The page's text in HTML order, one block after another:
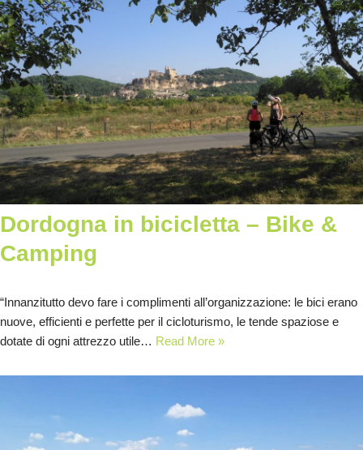
Dordogna in bicicletta – Bike &
Camping
“Innanzitutto devo fare i complimenti all’organizzazione: le bici erano
nuove, efficienti e perfette per il cicloturismo, le tende spaziose e
dotate di ogni attrezzo utile… Read More »